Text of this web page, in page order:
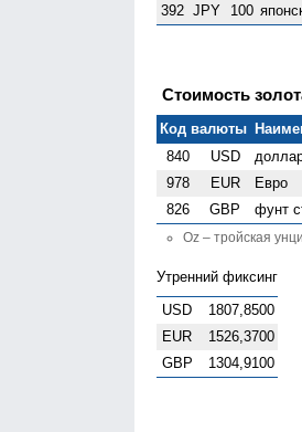
392 JPY 100
Стоимость
Код валюты
840
USD
978 EUR Евро
826 GBP фунт
Oz – тройская
Утренний фиксинг
USD
1807,8500
EUR
1526,3700
GBP
1304,9100